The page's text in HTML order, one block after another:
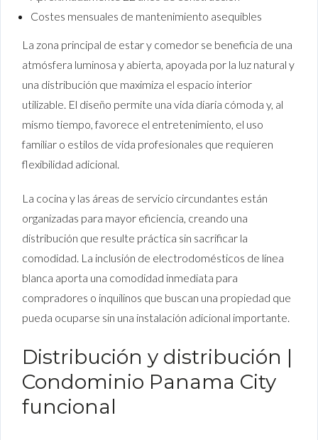
Costes mensuales de mantenimiento asequibles
La zona principal de estar y comedor se beneficia de una
atmósfera luminosa y abierta, apoyada por la luz natural y
una distribución que maximiza el espacio interior
utilizable. El diseño permite una vida diaria cómoda y, al
mismo tiempo, favorece el entretenimiento, el uso
familiar o estilos de vida profesionales que requieren
flexibilidad adicional.
La cocina y las áreas de servicio circundantes están
organizadas para mayor eficiencia, creando una
distribución que resulte práctica sin sacrificar la
comodidad. La inclusión de electrodomésticos de línea
blanca aporta una comodidad inmediata para
compradores o inquilinos que buscan una propiedad que
pueda ocuparse sin una instalación adicional importante.
Distribución y distribución |
Condominio Panama City
funcional